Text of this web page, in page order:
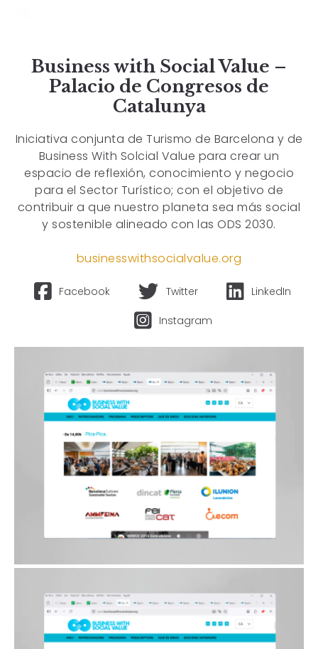
Business with Social Value –
Palacio de Congresos de
Catalunya
Iniciativa conjunta de Turismo de Barcelona y de
Business With Solcial Value para crear un
espacio de reflexión, conocimiento y negocio
para el Sector Turístico; con el objetivo de
contribuir a que nuestro planeta sea más social
y sostenible alineado con las ODS 2030.
businesswithsocialvalue.org
Facebook Twitter LinkedIn
Instagram